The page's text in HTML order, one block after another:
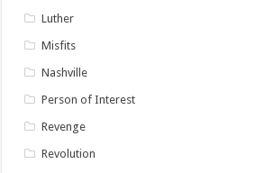
Luther
Misfits
Nashville
Person of Interest
Revenge
Revolution